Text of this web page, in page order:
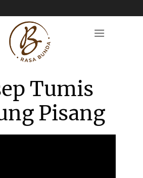
Tumis
Pisang